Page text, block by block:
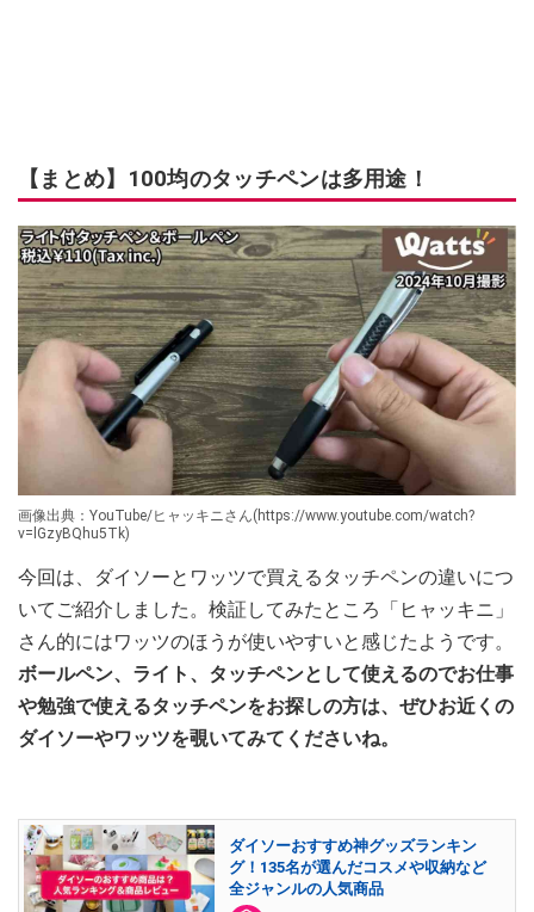
【まとめ】100均のタッチペンは多用途！
画像出典：YouTube/ヒャッキニさん(https://www.youtube.com/watch?
v=lGzyBQhu5Tk)
今回は、ダイソーとワッツで買えるタッチペンの違いにつ
いてご紹介しました。検証してみたところ「ヒャッキニ」
さん的にはワッツのほうが使いやすいと感じたようです。
ボールペン、ライト、タッチペンとして使えるのでお仕事
や勉強で使えるタッチペンをお探しの方は、ぜひお近くの
ダイソーやワッツを覗いてみてくださいね。
ダイソーおすすめ神グッズランキン
グ！135名が選んだコスメや収納など
全ジャンルの人気商品